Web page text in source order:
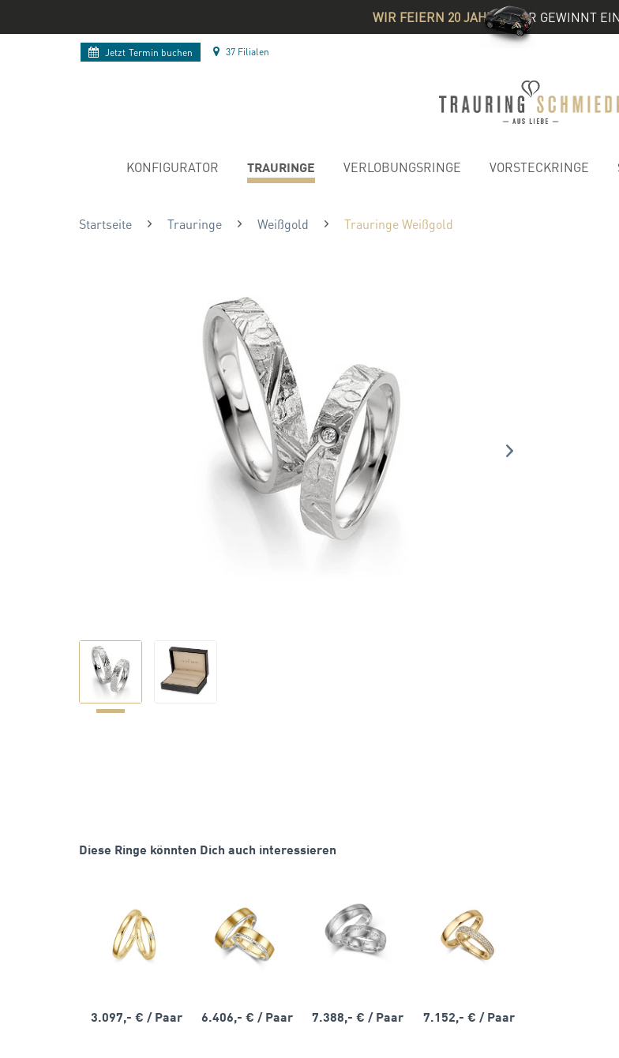
WIR FEIERN 20 JAHRE& IHR GEWINNT
Jetzt Termin buchen 37 Filialen
KONFIGURATOR TRAURINGE VERLOBUNGSRINGE VORSTECKRINGE
Startseite Trauringe Weißgold Trauringe Weißgold
Diese Ringe könnten Dich auch interessieren
3.097,- € / Paar 6.406,- €/ Paar 7.388,- €/ Paar 7.152,- € / Paar